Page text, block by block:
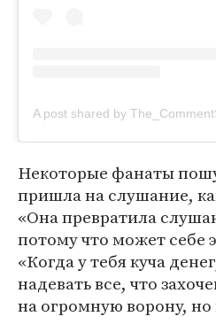
Некоторые фанаты
пришла на слушание,
«Она превратила
потому что может себе
«Когда у тебя куча
надевать все, что
на огромную ворону, но